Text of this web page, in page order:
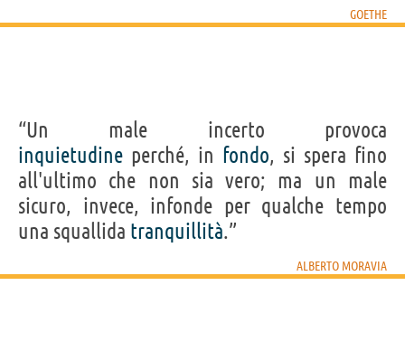
GOETHE
“Un male incerto provoca
inquietudine perché, in fondo, si spera fino
all'ultimo che non sia vero; ma un male
sicuro, invece, infonde per qualche tempo
una squallida tranquillità.”
ALBERTO MORAVIA